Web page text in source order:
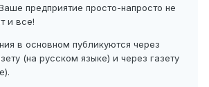
предприятие просто-напросто не
и все!
в основном публикуются через
(на русском языке) и через газету